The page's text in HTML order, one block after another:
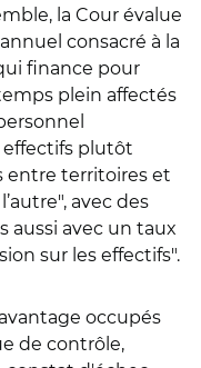
la Cour évalue
consacré à la
finance pour
plein affectés
effectifs plutôt
entre territoires et
avec des
aussi avec un taux
sur les effectifs".
occupés
de contrôle,